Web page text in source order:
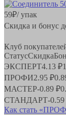
59₽/ упак
Скидка и бонус
Клуб
СтатусСкидка
ЭКСПЕРТ4.13 ₽
ПРОФИ2.95 ₽
МАСТЕР-0.89 ₽
СТАНДАРТ-
Как стать